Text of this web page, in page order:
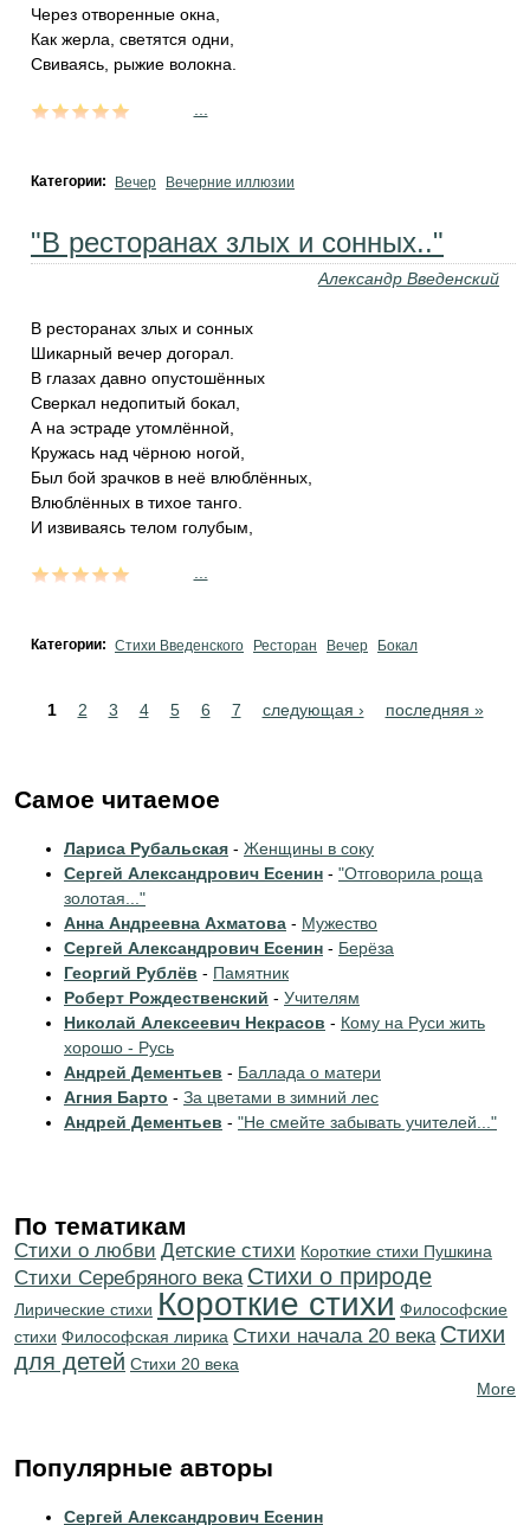
Через отворенные окна,
Как жерла, светятся одни,
Свиваясь, рыжие волокна.
Категории: Вечер Вечерние иллюзии
"В ресторанах злых и сонных.."
Александр Введенский
В ресторанах злых и сонных
Шикарный вечер догорал.
В глазах давно опустошённых
Сверкал недопитый бокал,
А на эстраде утомлённой,
Кружась над чёрною ногой,
Был бой зрачков в неё влюблённых,
Влюблённых в тихое танго.
И извиваясь телом голубым,
Категории: Стихи Введенского Ресторан Вечер Бокал
Pages
1 2 3 4 5 6 7 следующая › последняя »
Самое читаемое
Лариса Рубальская - Женщины в соку
Сергей Александрович Есенин - "Отговорила роща
золотая..."
Анна Андреевна Ахматова - Мужество
Сергей Александрович Есенин - Берёза
Георгий Рублёв - Памятник
Роберт Рождественский - Учителям
Николай Алексеевич Некрасов - Кому на Руси жить
хорошо - Русь
Андрей Дементьев - Баллада о матери
Агния Барто - За цветами в зимний лес
Андрей Дементьев - "Не смейте забывать учителей..."
По тематикам
Стихи о любви Детские стихи Короткие стихи Пушкина
Cтихи Серебряного века Стихи о природе
Лирические стихи Короткие стихи Философские
стихи Философская лирика Cтихи начала 20 века Стихи
для детей Стихи 20 века
More
Популярные авторы
Сергей Александрович Есенин